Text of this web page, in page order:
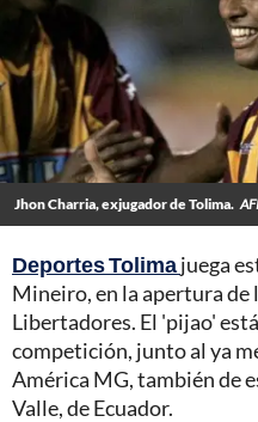
Jhon Charria, exjugador de Tolima.
Deportes Tolimajuega
Mineiro, en la apertura de
Libertadores. El 'pijao'
competición, junto al ya
América MG, también de
Valle, de Ecuador.